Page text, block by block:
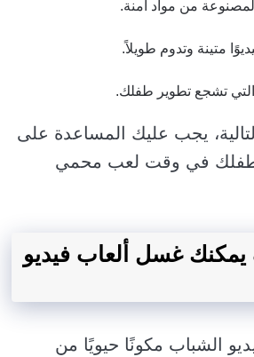
من مواد آمنة.
متينة وتدوم طويلاً.
التي تشجع تطوير طفلك.
يجب عليك المساعدة على
طفلك في وقت لعب محمي
يمكنك غسل ألعاب فيديو
الشباب مكونًا حيويًا من